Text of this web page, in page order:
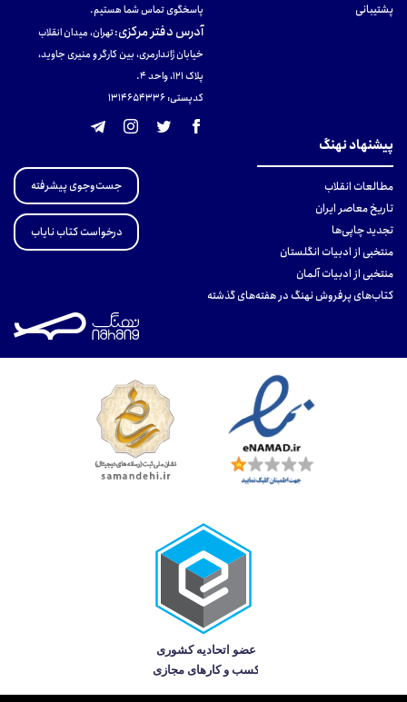
پشتیبانی
پاسخگوی تماس شما هستیم.
آدرس دفتر مرکزی:تهران، میدان انقلاب
خیابان ژاندارمری، بین کارگر و منیری جاوید،
پلاک 121، واحد ۴.
کدپستی: 131465433۶
پیشنهاد نهنگ
مطالعات انقلاب
تاریخ معاصر ایران
تجدید چاپی‌ها
منتخبی از ادبیات انگلستان
منتخبی از ادبیات آلمان
کتاب‌های پرفروش نهنگ در هفته‌های گذشته
جست‌وجوی پیشرفته
درخواست کتاب نایاب